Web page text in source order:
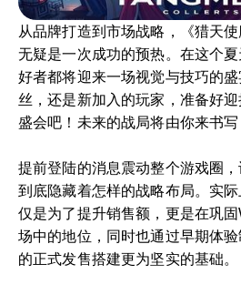
从品牌打造到市场战略，《猎天
无疑是一次成功的预热。在这个
好者都将迎来一场视觉与技巧的
丝，还是新加入的玩家，准备好
盛会吧！未来的战局将由你来书写
提前登陆的消息震动整个游戏圈
到底隐藏着怎样的战略布局。实
仅是为了提升销售额，更是在巩
场中的地位，同时也通过早期体
的正式发售搭建更为坚实的基础。